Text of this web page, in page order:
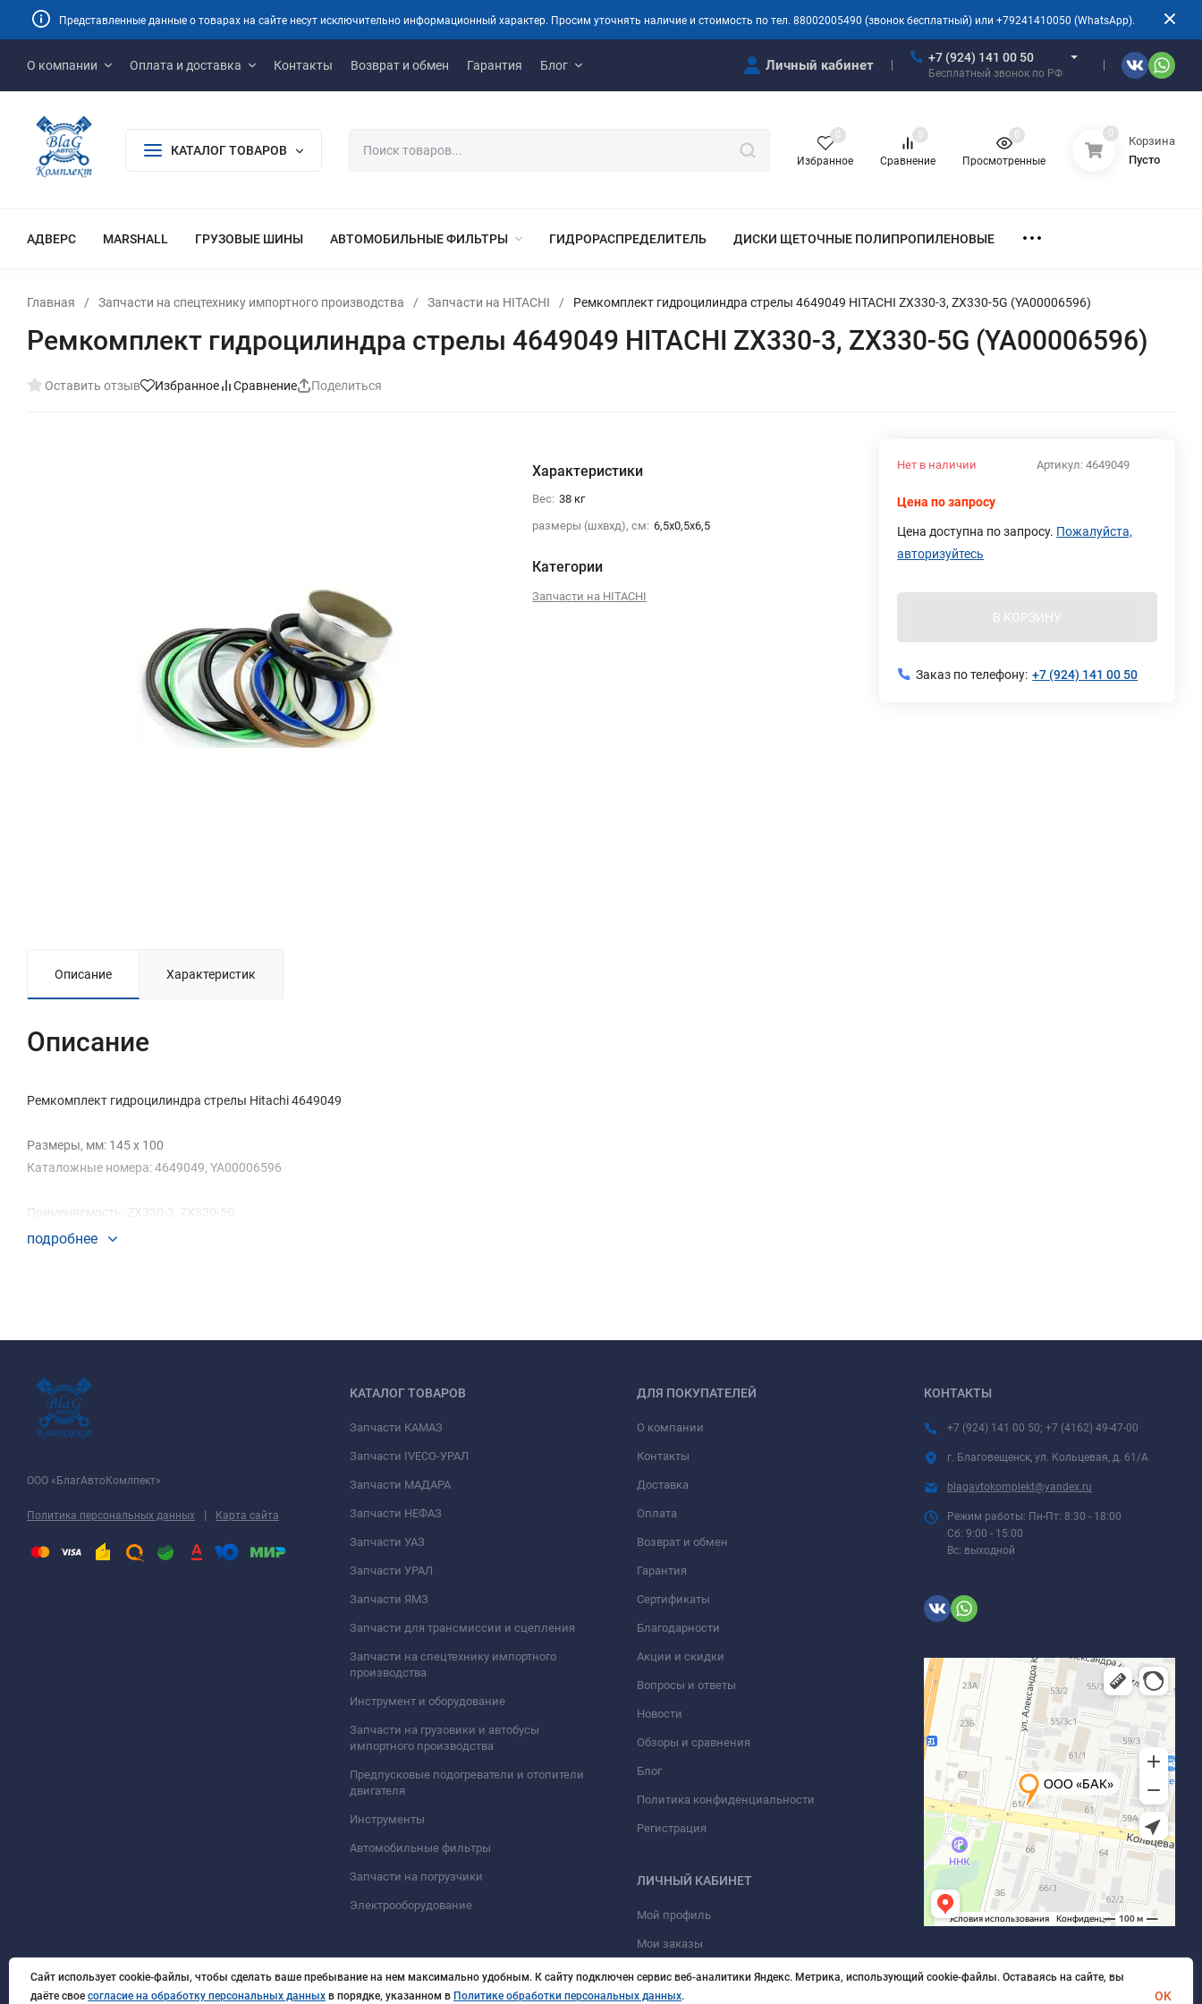
Представленные данные о товарах на сайте несут исключительно информационный характер. Просим уточнять наличие и стоимость по тел. 88002005490 (звонок бесплатный) или +79241410050 (WhatsApp).
О компании Оплата и доставка Контакты Возврат и обмен Гарантия Блог Личный кабинет +7 (924) 141 00 50
Бесплатный звонок по РФ
КАТАЛОГ ТОВАРОВ
Избранное
0
Сравнение
0
Просмотренные
0 0
Корзина
Пусто
АДВЕРС MARSHALL ГРУЗОВЫЕ ШИНЫ АВТОМОБИЛЬНЫЕ ФИЛЬТРЫ ГИДРОРАСПРЕДЕЛИТЕЛЬ ДИСКИ ЩЕТОЧНЫЕ ПОЛИПРОПИЛЕНОВЫЕ
Главная / Запчасти на спецтехнику импортного производства / Запчасти на HITACHI / Ремкомплект гидроцилиндра стрелы 4649049 HITACHI ZX330-3, ZX330-5G (YA00006596)
Ремкомплект гидроцилиндра стрелы 4649049 HITACHI ZX330-3, ZX330-5G (YA00006596)
Оставить отзыв Избранное Сравнение Поделиться
Характеристики
Вес: 38 кг
размеры (шхвхд), см: 6,5х0,5х6,5
Категории
Запчасти на HITACHI
Артикул: 4649049
Нет в наличии
Цена по запросу
Цена доступна по запросу. Пожалуйста,
авторизуйтесь
В КОРЗИНУ
Заказ по телефону: +7 (924) 141 00 50
Описание Характеристик
Описание
Ремкомплект гидроцилиндра стрелы Hitachi 4649049
Размеры, мм: 145 x 100
Каталожные номера: 4649049, YA00006596
Применяемость: ZX330-3, ZX330-5G
подробнее
ООО «БлагАвтоКомлпект»
Политика персональных данных | Карта сайта
КАТАЛОГ ТОВАРОВ
Запчасти КАМАЗ
Запчасти IVECO-УРАЛ
Запчасти МАДАРА
Запчасти НЕФАЗ
Запчасти УАЗ
Запчасти УРАЛ
Запчасти ЯМЗ
Запчасти для трансмиссии и сцепления
Запчасти на спецтехнику импортного
производства
Инструмент и оборудование
Запчасти на грузовики и автобусы
импортного производства
Предпусковые подогреватели и отопители
двигателя
Инструменты
Автомобильные фильтры
Запчасти на погрузчики
Электрооборудование
ДЛЯ ПОКУПАТЕЛЕЙ
О компании
Контакты
Доставка
Оплата
Возврат и обмен
Гарантия
Сертификаты
Благодарности
Акции и скидки
Вопросы и ответы
Новости
Обзоры и сравнения
Блог
Политика конфиденциальности
Регистрация
ЛИЧНЫЙ КАБИНЕТ
Мой профиль
Мои заказы
КОНТАКТЫ
+7 (924) 141 00 50; +7 (4162) 49-47-00
г. Благовещенск, ул. Кольцевая, д. 61/А
blagavtokomplekt@yandex.ru
Режим работы: Пн-Пт: 8:30 - 18:00
Сб: 9:00 - 15:00
Вс: выходной
Сайт использует cookie-файлы, чтобы сделать ваше пребывание на нем максимально удобным. К cайту подключен сервис веб-аналитики Яндекс. Метрика, использующий cookie-файлы. Оставаясь на сайте, вы
даёте свое согласие на обработку персональных данных в порядке, указанном в Политике обработки персональных данных. OK